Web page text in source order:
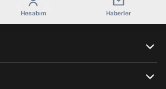
Hesabım Haberler